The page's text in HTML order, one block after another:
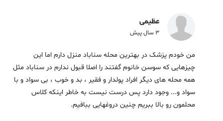
عظیمی
3 سال پیش
من خودم پزشک در بهترین محله سناباد منزل دارم اما این
چیزهایی که سوسن خانوم گفتند را اصلا قبول ندارم در سناباد مثل
همه محله های دیگر افراد پولدار و فقیر ، بد و خوب ، بی سواد و با
سواد و... وجود دارد پس درست نیست به خاطر اینکه کلاس
محلمون رو بالا ببریم چنین دروغهایی ببافیم.